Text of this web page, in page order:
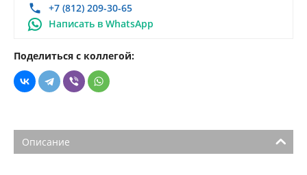
+7 (812) 209-30-65
Написать в WhatsApp
Поделиться с коллегой:
Описание